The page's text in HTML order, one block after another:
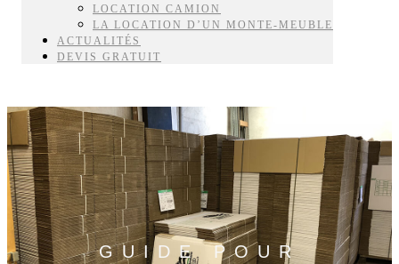
LOCATION CAMION
LA LOCATION D’UN MONTE-MEUBLE
ACTUALITÉS
DEVIS GRATUIT
GUIDE POUR